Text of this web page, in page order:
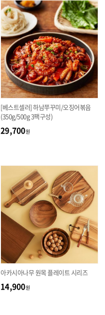
[베스트셀러] 하남쭈꾸미/오징어볶음
(350g/500g 3팩구성)
29,700원
아카시아나무 원목 플레이트 시리즈
14,900원